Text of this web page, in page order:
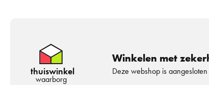
thuiswinkel
waarborg
Winkelen met
Deze webshop is